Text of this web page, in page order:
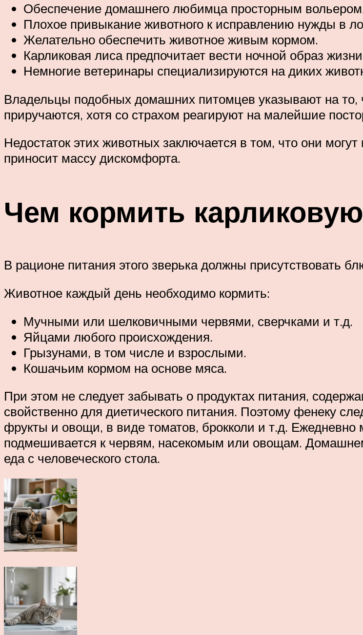
Обеспечение домашнего любимца просторным
Плохое привыкание животного к исправлению нужды в
Желательно обеспечить животное живым кормом.
Карликовая лиса предпочитает вести ночной образ
Немногие ветеринары специализируются на диких
Владельцы подобных домашних питомцев указывают на
приручаются, хотя со страхом реагируют на малейшие
Недостаток этих животных заключается в том, что они
приносит массу дискомфорта.
Чем кормить
В рационе питания этого зверька должны присутствовать
Животное каждый день необходимо кормить:
Мучными или шелковичными червями, сверчками и т.д.
Яйцами любого происхождения.
Грызунами, в том числе и взрослыми.
Кошачьим кормом на основе мяса.
При этом не следует забывать о продуктах питания,
свойственно для диетического питания. Поэтому фенеку
фрукты и овощи, в виде томатов, брокколи и т.д.
подмешивается к червям, насекомым или овощам.
еда с человеческого стола.